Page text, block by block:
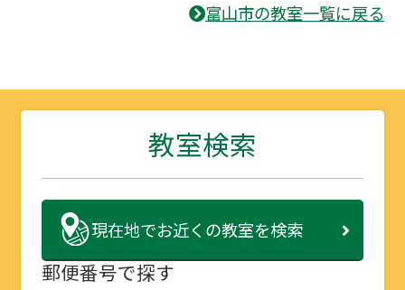
富山市の教室一覧に戻る
教室検索
現在地でお近くの教室を検索
郵便番号で探す